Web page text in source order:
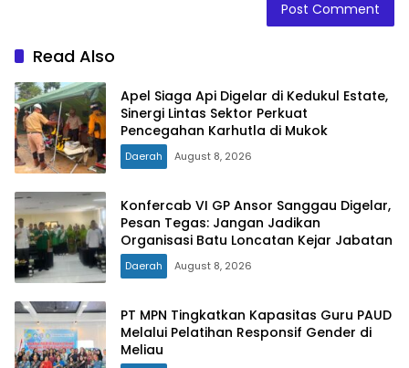
Read Also
Apel Siaga Api Digelar di Kedukul Estate,
Sinergi Lintas Sektor Perkuat
Pencegahan Karhutla di Mukok
Daerah August 8, 2026
Konfercab VI GP Ansor Sanggau Digelar,
Pesan Tegas: Jangan Jadikan
Organisasi Batu Loncatan Kejar Jabatan
Daerah August 8, 2026
PT MPN Tingkatkan Kapasitas Guru PAUD
Melalui Pelatihan Responsif Gender di
Meliau